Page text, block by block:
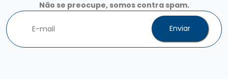
Não se preocupe, somos contra spam.
Enviar